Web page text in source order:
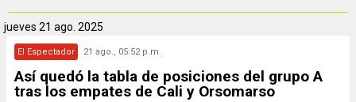
jueves 21 ago. 2025
El Espectador 21 ago., 05:52 p.m.
Así quedó la tabla de posiciones del grupo A
tras los empates de Cali y Orsomarso